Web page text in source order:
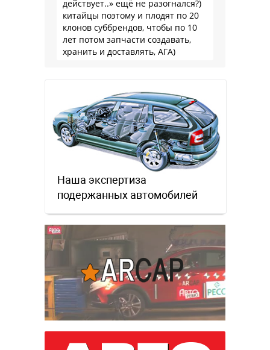
действует..» ещё не разогнался?)
китайцы поэтому и плодят по 20
клонов суббрендов, чтобы по 10
лет потом запчасти создавать,
хранить и доставлять, АГА)
Наша экспертиза
подержанных автомобилей